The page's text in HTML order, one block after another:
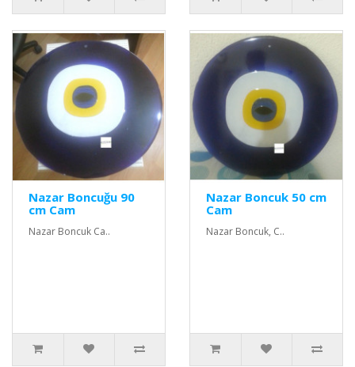
Nazar Boncuğu 90
cm Cam
Nazar Boncuk Ca..
Nazar Boncuk 50 cm
Cam
Nazar Boncuk, C..